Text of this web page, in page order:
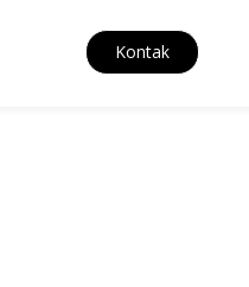
Kontak